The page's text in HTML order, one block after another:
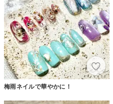
梅雨ネイルで華やかに！